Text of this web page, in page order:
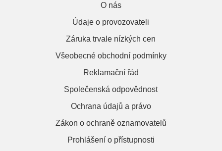
O nás
Údaje o provozovateli
Záruka trvale nízkých cen
Všeobecné obchodní podmínky
Reklamační řád
Společenská odpovědnost
Ochrana údajů a právo
Zákon o ochraně oznamovatelů
Prohlášení o přístupnosti